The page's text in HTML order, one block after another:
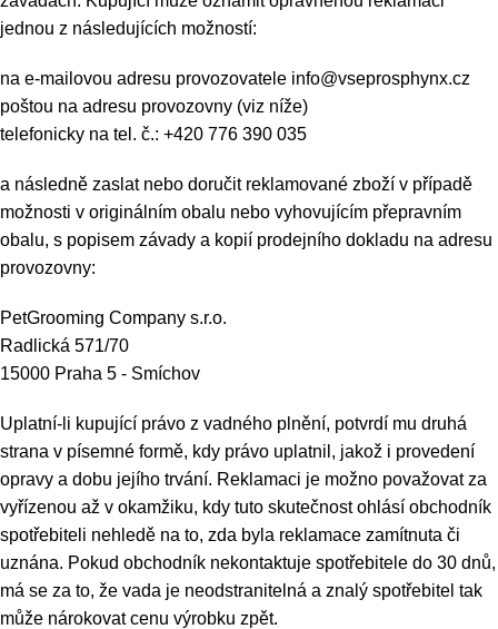
jednou z následujících možností:
na e-mailovou adresu provozovatele info@vseprosphynx.cz
poštou na adresu provozovny (viz níže)
telefonicky na tel. č.: +420 776 390 035
a následně zaslat nebo doručit reklamované zboží v případě
možnosti v originálním obalu nebo vyhovujícím přepravním
obalu, s popisem závady a kopií prodejního dokladu na adresu
provozovny:
PetGrooming Company s.r.o.
Radlická 571/70
15000 Praha 5 - Smíchov
Uplatní-li kupující právo z vadného plnění, potvrdí mu druhá
strana v písemné formě, kdy právo uplatnil, jakož i provedení
opravy a dobu jejího trvání. Reklamaci je možno považovat za
vyřízenou až v okamžiku, kdy tuto skutečnost ohlásí obchodník
spotřebiteli nehledě na to, zda byla reklamace zamítnuta či
uznána. Pokud obchodník nekontaktuje spotřebitele do 30 dnů,
má se za to, že vada je neodstranitelná a znalý spotřebitel tak
může nárokovat cenu výrobku zpět.